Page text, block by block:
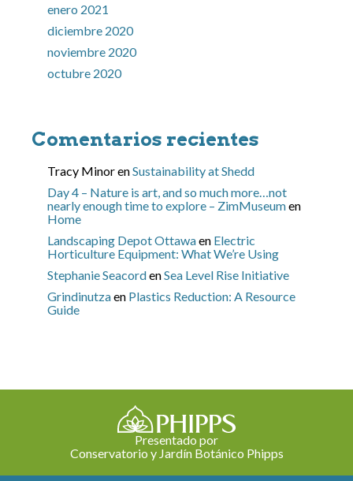
enero 2021
diciembre 2020
noviembre 2020
octubre 2020
Comentarios recientes
Tracy MinorenSustainability at Shedd
Day 4 – Nature is art, and so much more…not
nearly enough time to explore – ZimMuseumen
Home
Landscaping Depot Ottawaen Electric
Horticulture Equipment: What We’re Using
Stephanie SeacordenSea Level Rise Initiative
Grindinutzaen Plastics Reduction: A Resource
Guide
Presentado por
Conservatorio y Jardín Botánico Phipps